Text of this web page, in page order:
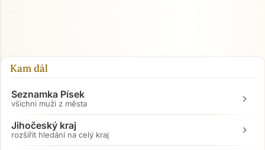
Kam dál
Seznamka Písek
všichni muži z města chevron_right
Jihočeský kraj
rozšířit hledání na celý kraj chevron_right